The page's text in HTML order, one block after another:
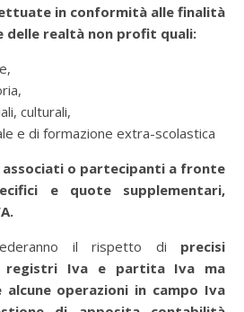
in conformità alle finalità
realtà non profit quali:
culturali,
e di formazione extra-scolastica
o partecipanti a fronte
e quote supplementari,
il rispetto di precisi
registri Iva e partita Iva ma
alcune operazioni in campo Iva